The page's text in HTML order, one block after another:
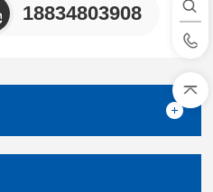
18834803908